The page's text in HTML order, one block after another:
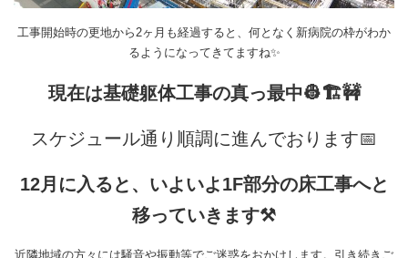
工事開始時の更地から2ヶ月も経過すると、何となく新病院の枠がわか
るようになってきてますね✨
現在は基礎躯体工事の真っ最中👷🏗️🚧
スケジュール通り順調に進んでおります📅
12月に入ると、いよいよ1F部分の床工事へと
移っていきます⚒️
近隣地域の方々には騒音や振動等でご迷惑をおかけします。引き続きご